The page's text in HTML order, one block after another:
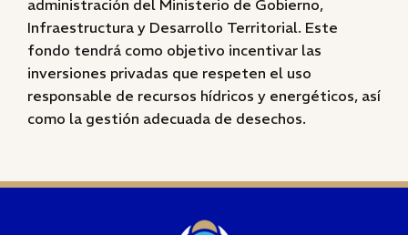
administración del Ministerio de Gobierno,
Infraestructura y Desarrollo Territorial. Este
fondo tendrá como objetivo incentivar las
inversiones privadas que respeten el uso
responsable de recursos hídricos y energéticos, así
como la gestión adecuada de desechos.